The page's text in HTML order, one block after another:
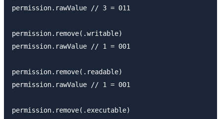
permission.rawValue // 3 = 011
permission.remove(.writable)
permission.rawValue // 1 = 001
permission.remove(.readable)
permission.rawValue // 1 = 001
permission.remove(.executable)